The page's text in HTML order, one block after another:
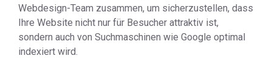
Webdesign-Team zusammen, um sicherzustellen, dass
Ihre Website nicht nur für Besucher attraktiv ist,
sondern auch von Suchmaschinen wie Google optimal
indexiert wird.